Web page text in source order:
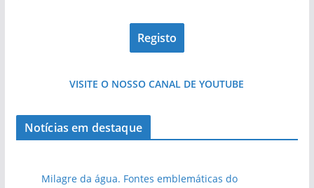
VISITE O NOSSO CANAL DE YOUTUBE
Notícias em destaque
Milagre da água. Fontes emblemáticas do